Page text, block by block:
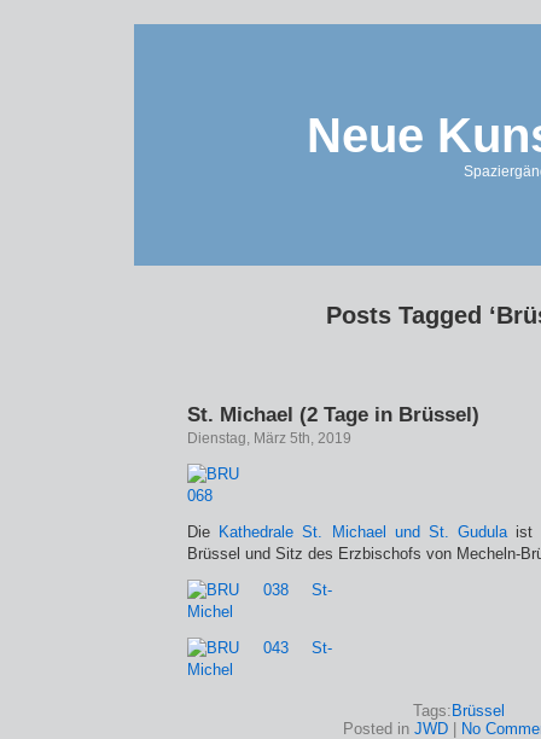
Neue
Posts Tagged
St. Michael (2 Tage in Brüssel)
Dienstag, März 5th, 2019
Die Kathedrale St. Michael und St. Gudulaist
Brüssel und Sitz des Erzbischofs von Mecheln-
Tags: Brüssel
Posted in JWD No